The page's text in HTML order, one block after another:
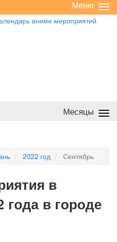
/
Меню
Месяцы
2022 год Сентябрь
в
года в городе